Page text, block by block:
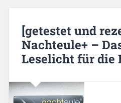
[getestet und
Nachteule+ –
Leselicht für die